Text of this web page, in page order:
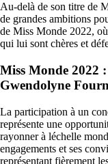
Au-delà de son titre de
de grandes ambitions
de Miss Monde 2022,
qui lui sont chères et
Miss Monde 2022
Gwendolyne
La participation à un
représente une
rayonner à léchelle
engagements et ses
représentant fièrement